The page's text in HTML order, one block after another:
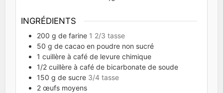
INGRÉDIENTS
200 g de farine 1 2/3 tasse
50 g de cacao en poudre non sucré
1 cuillère à café de levure chimique
1/2 cuillère à café de bicarbonate de soude
150 g de sucre 3/4 tasse
2 œufs moyens